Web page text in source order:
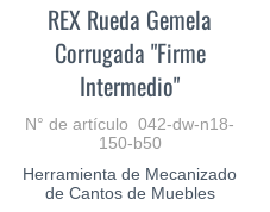
REX Rueda Gemela
Corrugada "Firme
Intermedio"
N° de artículo 042-dw-n18-
150-b50
Herramienta de Mecanizado
de Cantos de Muebles